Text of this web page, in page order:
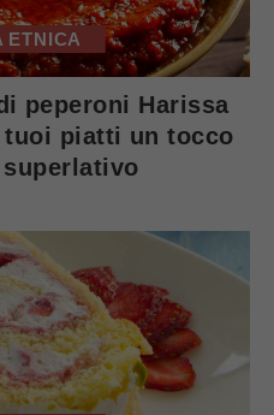
ETNICA
peperoni Harissa
piatti un tocco